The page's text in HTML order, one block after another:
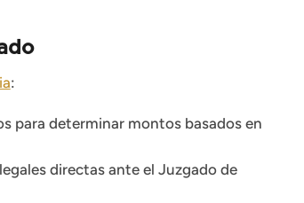
:
para determinar montos basados en
directas ante el Juzgado de